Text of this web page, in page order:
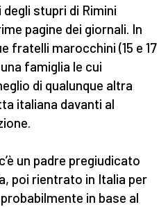
stupri di Rimini
pagine dei giornali. In
fratelli marocchini (15 e 17
famiglia le cui
di qualunque altra
italiana davanti al
c’è un padre pregiudicato
poi rientrato in Italia per
in base al